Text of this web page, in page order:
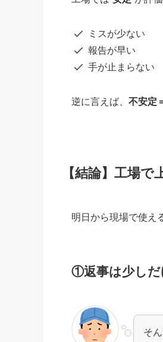
ミスが少ない
報告が早い
手が止まらない
逆に言えば、 不安定
【結論】工場
明日から現場で使え
①返事は少しだ
そ